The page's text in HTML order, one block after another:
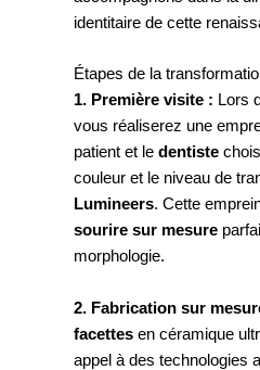
identitaire de cette
Étapes de la
1. Première visite : Lors
vous réaliserez une
patient et le dentiste
couleur et le niveau de
Lumineers. Cette
sourire sur mesure
morphologie.
2. Fabrication sur
facettesen céramique
appel à des technologies